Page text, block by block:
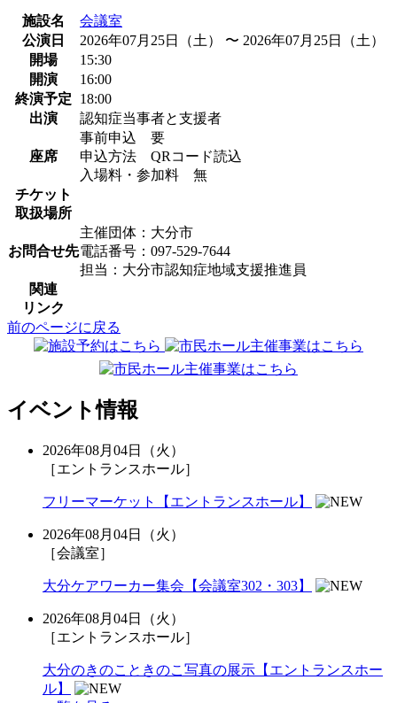
施設名
会議室
公演日
2026年07月25日（土） 〜 2026年07月25日（土）
開場
15:30
開演
16:00
終演予定
18:00
出演
認知症当事者と支援者
座席
事前申込 要
申込方法 QRコード読込
入場料・参加料 無
チケット
取扱場所
お問合せ先
主催団体：大分市
電話番号：097-529-7644
担当：大分市認知症地域支援推進員
関連
リンク
前のページに戻る
イベント情報
2026年08月04日（火）
［エントランスホール］
フリーマーケット【エントランスホール】
2026年08月04日（火）
［会議室］
大分ケアワーカー集会【会議室302・303】
2026年08月04日（火）
［エントランスホール］
大分のきのこときのこ写真の展示【エントランスホー
ル】